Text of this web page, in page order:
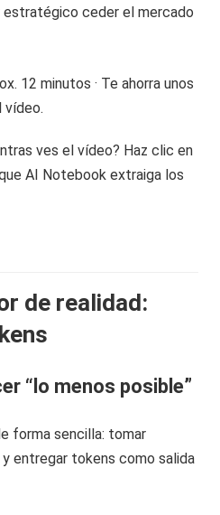
estratégico ceder el mercado
12 minutos · Te ahorra unos
vídeo.
ves el vídeo? Haz clic en
AI Notebook extraiga los
de realidad:
“lo menos posible”
forma sencilla: tomar
entregar tokens como salida